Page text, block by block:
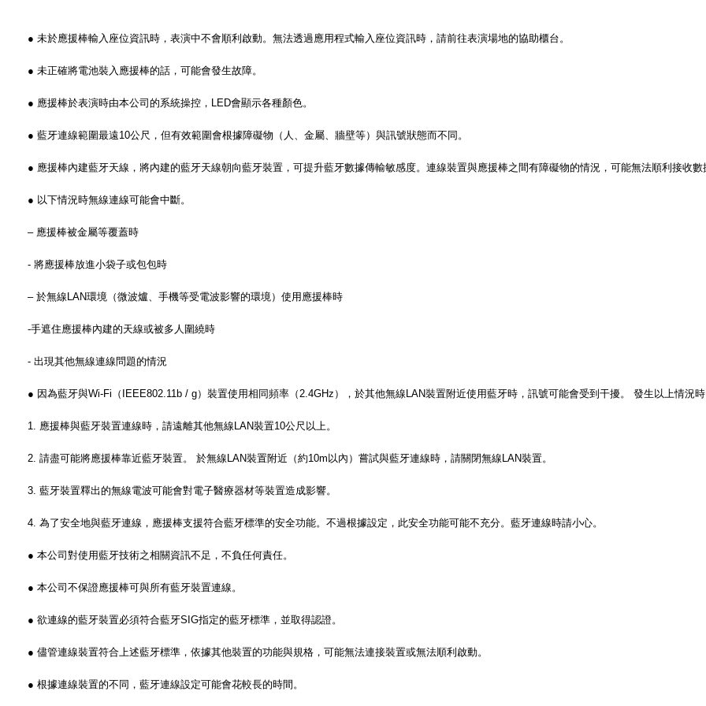
● 未於應援棒輸入座位資訊時，表演中不會順利啟動。無法透過應用程式輸入座位資訊時，請前往表演場地的協助櫃台。
● 未正確將電池裝入應援棒的話，可能會發生故障。
● 應援棒於表演時由本公司的系統操控，LED會顯示各種顏色。
● 藍牙連線範圍最遠10公尺，但有效範圍會根據障礙物（人、金屬、牆壁等）與訊號狀態而不同。
● 應援棒內建藍牙天線，將內建的藍牙天線朝向藍牙裝置，可提升藍牙數據傳輸敏感度。連線裝置與應援棒之間有障礙物的情況，可能無法順利接收數
● 以下情況時無線連線可能會中斷。
– 應援棒被金屬等覆蓋時
‐ 將應援棒放進小袋子或包包時
– 於無線LAN環境（微波爐、手機等受電波影響的環境）使用應援棒時
‐手遮住應援棒內建的天線或被多人圍繞時
‐ 出現其他無線連線問題的情況
● 因為藍牙與Wi-Fi（IEEE802.11b / g）裝置使用相同頻率（2.4GHz），於其他無線LAN裝置附近使用藍牙時，訊號可能會受到干擾。 發生以上情況
1. 應援棒與藍牙裝置連線時，請遠離其他無線LAN裝置10公尺以上。
2. 請盡可能將應援棒靠近藍牙裝置。 於無線LAN裝置附近（約10m以內）嘗試與藍牙連線時，請關閉無線LAN裝置。
3. 藍牙裝置釋出的無線電波可能會對電子醫療器材等裝置造成影響。
4. 為了安全地與藍牙連線，應援棒支援符合藍牙標準的安全功能。不過根據設定，此安全功能可能不充分。藍牙連線時請小心。
● 本公司對使用藍牙技術之相關資訊不足，不負任何責任。
● 本公司不保證應援棒可與所有藍牙裝置連線。
● 欲連線的藍牙裝置必須符合藍牙SIG指定的藍牙標準，並取得認證。
● 儘管連線裝置符合上述藍牙標準，依據其他裝置的功能與規格，可能無法連接裝置或無法順利啟動。
● 根據連線裝置的不同，藍牙連線設定可能會花較長的時間。